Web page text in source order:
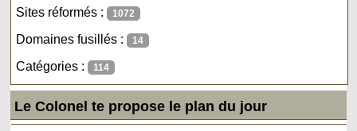
Sites réformés : 1072
Domaines fusillés : 14
Catégories : 114
Le Colonel te propose le plan du jour